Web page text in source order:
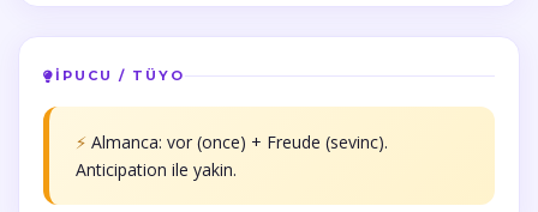
İPUCU / TÜYO
⚡ Almanca: vor (once) + Freude (sevinc).
Anticipation ile yakin.